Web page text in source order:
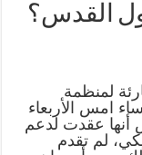
القدس؟
لمنظمة
امس الأربعاء
أنها عقدت لدعم
لم تقدم